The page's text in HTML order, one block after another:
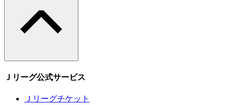
Ｊリーグ公式サービス
Ｊリーグチケット